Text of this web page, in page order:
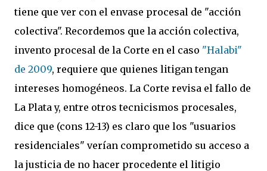
tiene que ver con el envase procesal de "acción
colectiva". Recordemos que la acción colectiva,
invento procesal de la Corte en el caso "Halabi"
de 2009, requiere que quienes litigan tengan
intereses homogéneos. La Corte revisa el fallo de
La Plata y, entre otros tecnicismos procesales,
dice que (cons 12-13) es claro que los "usuarios
residenciales" verían comprometido su acceso a
la justicia de no hacer procedente el litigio